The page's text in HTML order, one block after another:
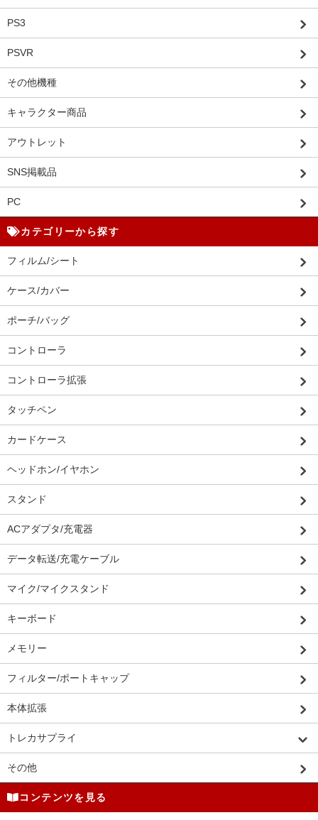
PS3
PSVR
その他機種
キャラクター商品
アウトレット
SNS掲載品
PC
カテゴリーから探す
フィルム/シート
ケース/カバー
ポーチ/バッグ
コントローラ
コントローラ拡張
タッチペン
カードケース
ヘッドホン/イヤホン
スタンド
ACアダプタ/充電器
データ転送/充電ケーブル
マイク/マイクスタンド
キーボード
メモリー
フィルター/ポートキャップ
本体拡張
トレカサプライ
その他
コンテンツを見る